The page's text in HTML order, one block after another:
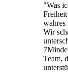
"Was
wahres
Wir
Team,